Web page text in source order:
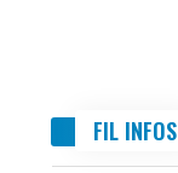
FIL INFOS